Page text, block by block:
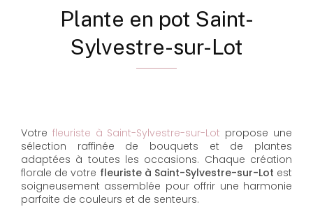
Plante en pot Saint-
Sylvestre-sur-Lot
Votre fleuriste à Saint-Sylvestre-sur-Lot propose une
sélection raffinée de bouquets et de plantes
adaptées à toutes les occasions. Chaque création
florale de votre fleuriste à Saint-Sylvestre-sur-Lot est
soigneusement assemblée pour offrir une harmonie
parfaite de couleurs et de senteurs.